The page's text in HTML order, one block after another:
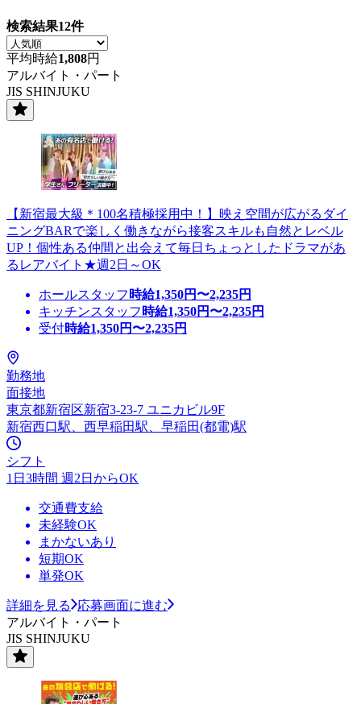
検索結果12件
平均時給1,808円
アルバイト・パート
JIS SHINJUKU
【新宿最大級＊100名積極採用中！】映え空間が広がるダイ
ニングBARで楽しく働きながら接客スキルも自然とレベル
UP！個性ある仲間と出会えて毎日ちょっとしたドラマがあ
るレアバイト★週2日～OK
ホールスタッフ 時給1,350円〜2,235円
キッチンスタッフ 時給1,350円〜2,235円
受付時給1,350円〜2,235円
勤務地
面接地
東京都新宿区新宿3-23-7 ユニカビル9F
新宿西口駅、西早稲田駅、早稲田(都電)駅
シフト
1日3時間 週2日からOK
交通費支給
未経験OK
まかないあり
短期OK
単発OK
詳細を見る
応募画面に進む
アルバイト・パート
JIS SHINJUKU